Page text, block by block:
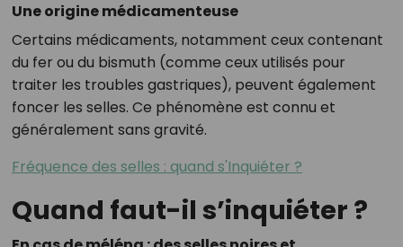
Une origine médicamenteuse
Certains médicaments, notamment ceux contenant
du fer ou du bismuth (comme ceux utilisés pour
traiter les troubles gastriques), peuvent également
foncer les selles. Ce phénomène est connu et
généralement sans gravité.
Fréquence des selles : quand s'Inquiéter ?
Quand faut-il s’inquiéter ?